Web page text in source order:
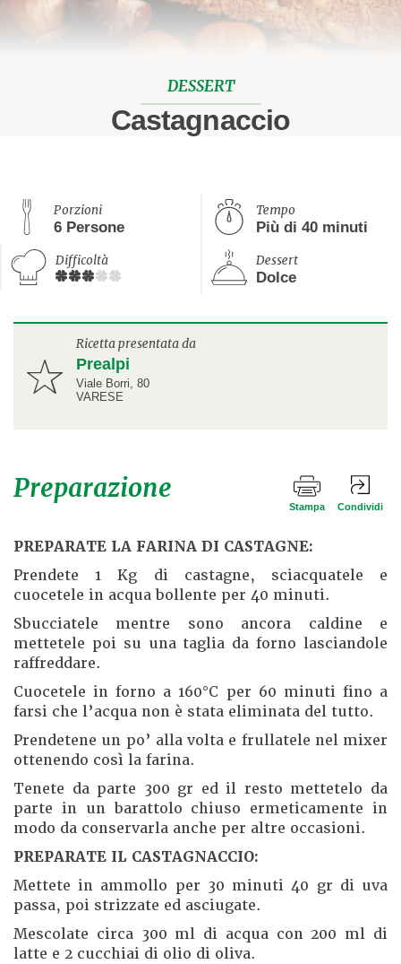
DESSERT
Castagnaccio
Porzioni
6 Persone
Tempo
Più di 40 minuti
Difficoltà Dessert
Dolce
Ricetta presentata da
Prealpi
Viale Borri, 80
VARESE
Preparazione
Stampa Condividi
PREPARATE LA FARINA DI CASTAGNE:
Prendete 1 Kg di castagne, sciacquatele e
cuocetele in acqua bollente per 40 minuti.
Sbucciatele mentre sono ancora caldine e
mettetele poi su una taglia da forno lasciandole
raffreddare.
Cuocetele in forno a 160°C per 60 minuti fino a
farsi che l’acqua non è stata eliminata del tutto.
Prendetene un po’ alla volta e frullatele nel mixer
ottenendo così la farina.
Tenete da parte 300 gr ed il resto mettetelo da
parte in un barattolo chiuso ermeticamente in
modo da conservarla anche per altre occasioni.
PREPARATE IL CASTAGNACCIO:
Mettete in ammollo per 30 minuti 40 gr di uva
passa, poi strizzate ed asciugate.
Mescolate circa 300 ml di acqua con 200 ml di
latte e 2 cucchiai di olio di oliva.